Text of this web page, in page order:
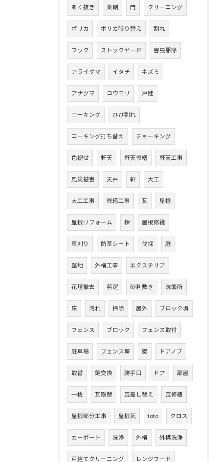
あく抜き 薬剤 門 クリーニング
ポリカ ポリカ張り替え 割れ
フック ストックヤード 害虫駆除
アライグマ イタチ ネズミ
アナグマ コウモリ 戸建
コーキング ひび割れ
コーキング打ち替え チョーキング
色褪せ 軒天 軒天修繕 軒天工事
風災被害 天井 軒 大工
大工工事 修繕工事 瓦 屋根
屋根リフォーム 棟 屋根修繕
草刈り 防草シート 伐採 庭
整地 外構工事 エクステリア
花壇撤去 剪定 砂利敷き 洗面所
床 汚れ 掃除 屋外 ブロック塀
フェンス ブロック フェンス取付
駐車場 フェンス塀 鍵 ドアノブ
取替 鍵交換 勝手口 ドア 部屋
一枚 瓦取替 瓦差し替え 瓦修繕
屋根部分工事 屋根瓦 toto クロス
カーポート 洗浄 外構 外構洗浄
戸建てクリーニング レンジフード